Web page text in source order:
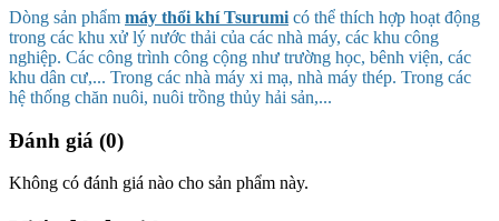
Dòng sản phẩm máy thổi khí Tsurumi có thể thích hợp hoạt động
trong các khu xử lý nước thải của các nhà máy, các khu công
nghiệp. Các công trình công cộng như trường học, bênh viện, các
khu dân cư,... Trong các nhà máy xi mạ, nhà máy thép. Trong các
hệ thống chăn nuôi, nuôi trồng thủy hải sản,...
Đánh giá (0)
Không có đánh giá nào cho sản phẩm này.